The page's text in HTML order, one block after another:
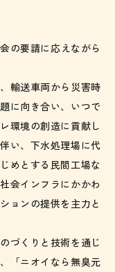
の要請に応えながら
輸送車両から災害時
に向き合い、いつで
環境の創造に貢献し
い、下水処理場に代
めとする民間工場な
会インフラにかかわ
ョンの提供を主力と
づくりと技術を通じ
「ニオイなら無臭元